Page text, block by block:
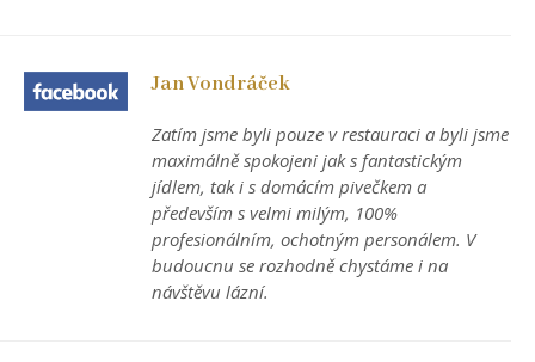
Jan Vondráček
Zatím jsme byli pouze v restauraci a byli jsme
maximálně spokojeni jak s fantastickým
jídlem, tak i s domácím pivečkem a
především s velmi milým, 100%
profesionálním, ochotným personálem. V
budoucnu se rozhodně chystáme i na
návštěvu lázní.